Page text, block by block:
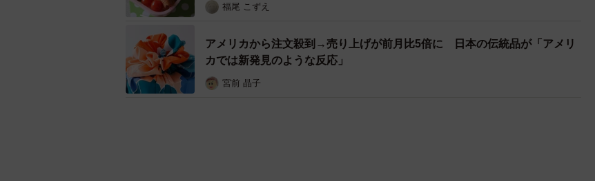
福尾 こずえ
アメリカから注文殺到→売り上げが前月比5倍に 日本の伝統品が「アメリ
カでは新発見のような反応」
宮前 晶子